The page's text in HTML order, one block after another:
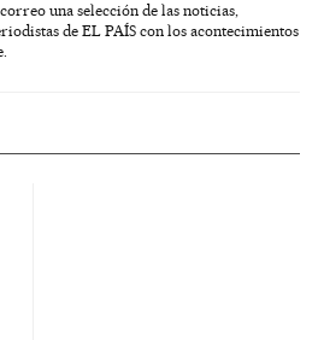
una selección de las noticias,
de EL PAÍS con los acontecimientos